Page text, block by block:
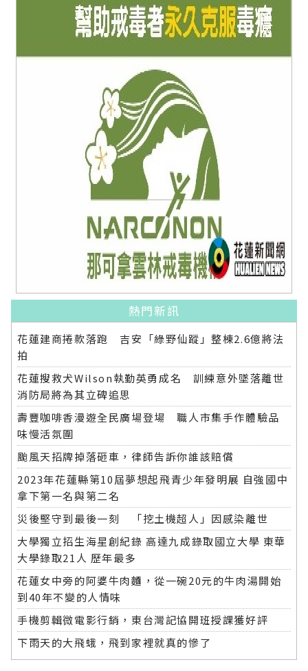
熱門新訊
花蓮建商捲款落跑 吉安「綠野仙蹤」整棟2.6億將法
拍
花蓮搜救犬Wilson執勤英勇成名 訓練意外墜落離世
消防局將為其立碑追思
壽豐咖啡香漫遊全民廣場登場 職人市集手作體驗品
味慢活氛圍
颱風天招牌掉落砸車，律師告訴你誰該賠償
2023年花蓮縣第10屆夢想起飛青少年發明展 自強國中
拿下第一名與第二名
災後堅守到最後一刻 「挖土機超人」因感染離世
大學獨立招生海星創紀錄 高達九成錄取國立大學 東華
大學錄取21人 歷年最多
花蓮女中旁的阿婆牛肉麵，從一碗20元的牛肉湯開始
到40年不變的人情味
手機剪輯微電影行銷，東台灣記協開班授課獲好評
下雨天的大飛蛾，飛到家裡就真的慘了